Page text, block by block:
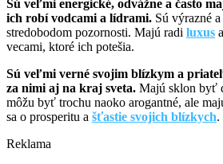
Sú veľmi energické, odvážne a často
ich robí vodcami a lídrami. Sú výrazné
stredobodom pozornosti. Majú radi luxus
vecami, ktoré ich potešia.
Sú veľmi verné svojim blízkym a
za nimi aj na kraj sveta. Majú sklon byť
môžu byť trochu naoko arogantné, ale
sa o prosperitu a šťastie svojich blízkych.
Reklama